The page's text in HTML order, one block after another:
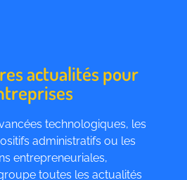
actualités pour
technologiques, les
administratifs ou les
entrepreneuriales,
toutes les actualités